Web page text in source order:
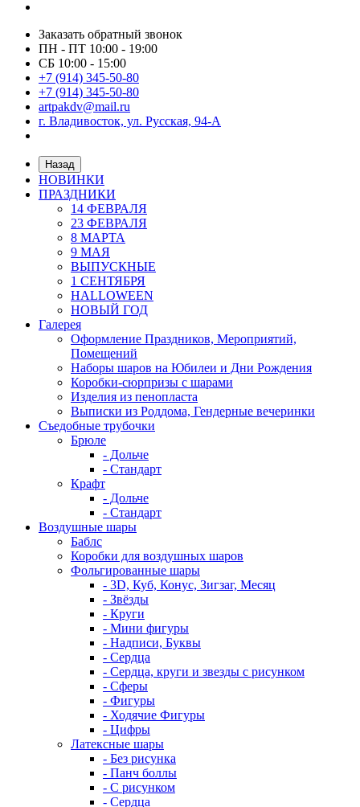
Заказать обратный звонок
ПН - ПТ 10:00 - 19:00
СБ 10:00 - 15:00
+7 (914) 345-50-80
+7 (914) 345-50-80
artpakdv@mail.ru
г. Владивосток, ул. Русская, 94-А
Назад
НОВИНКИ
ПРАЗДНИКИ
14 ФЕВРАЛЯ
23 ФЕВРАЛЯ
8 МАРТА
9 МАЯ
ВЫПУСКНЫЕ
1 СЕНТЯБРЯ
HALLOWEEN
НОВЫЙ ГОД
Галерея
Оформление Праздников, Мероприятий,
Помещений
Наборы шаров на Юбилеи и Дни Рождения
Коробки-сюрпризы с шарами
Изделия из пенопласта
Выписки из Роддома, Гендерные вечеринки
Съедобные трубочки
Брюле
- Дольче
- Стандарт
Крафт
- Дольче
- Стандарт
Воздушные шары
Баблс
Коробки для воздушных шаров
Фольгированные шары
- 3D, Куб, Конус, Зигзаг, Месяц
- Звёзды
- Круги
- Мини фигуры
- Надписи, Буквы
- Сердца
- Сердца, круги и звезды с рисунком
- Сферы
- Фигуры
- Ходячие Фигуры
- Цифры
Латексные шары
- Без рисунка
- Панч боллы
- С рисунком
- Сердца